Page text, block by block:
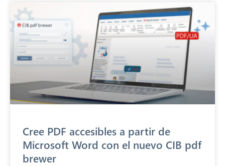
Cree PDF accesibles a partir de
Microsoft Word con el nuevo CIB pdf
brewer